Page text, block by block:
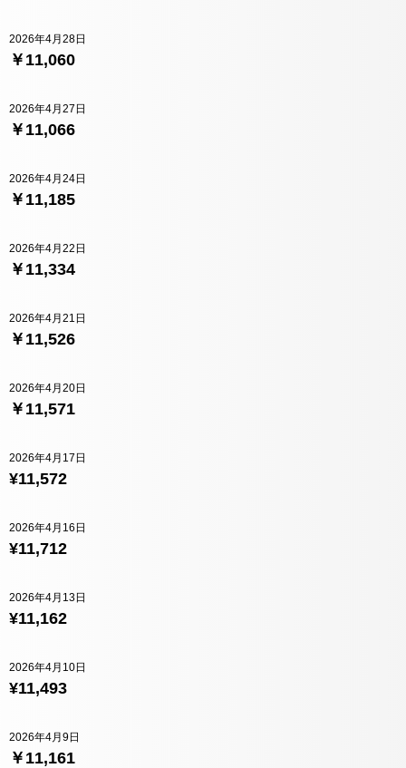
￥11,060
2026年4月28日
￥11,066
2026年4月27日
￥11,185
2026年4月24日
￥11,334
2026年4月22日
￥11,526
2026年4月21日
￥11,571
2026年4月20日
¥11,572
2026年4月17日
¥11,712
2026年4月16日
¥11,162
2026年4月13日
¥11,493
2026年4月10日
￥11,161
2026年4月9日